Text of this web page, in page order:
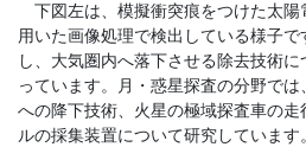
下図左は、模擬衝突痕をつけた太陽
用いた画像処理で検出している様子
し、大気圏内へ落下させる除去技術
っています。月・惑星探査の分野で
への降下技術、火星の極域探査車の
ルの採集装置について研究していま